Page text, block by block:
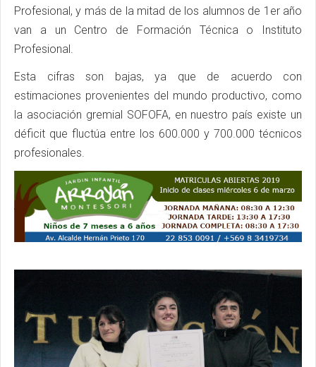
Profesional, y más de la mitad de los alumnos de 1er año
van a un Centro de Formación Técnica o Instituto
Profesional.
Esta cifras son bajas, ya que de acuerdo con
estimaciones provenientes del mundo productivo, como
la asociación gremial SOFOFA, en nuestro país existe un
déficit que fluctúa entre los 600.000 y 700.000 técnicos
profesionales.